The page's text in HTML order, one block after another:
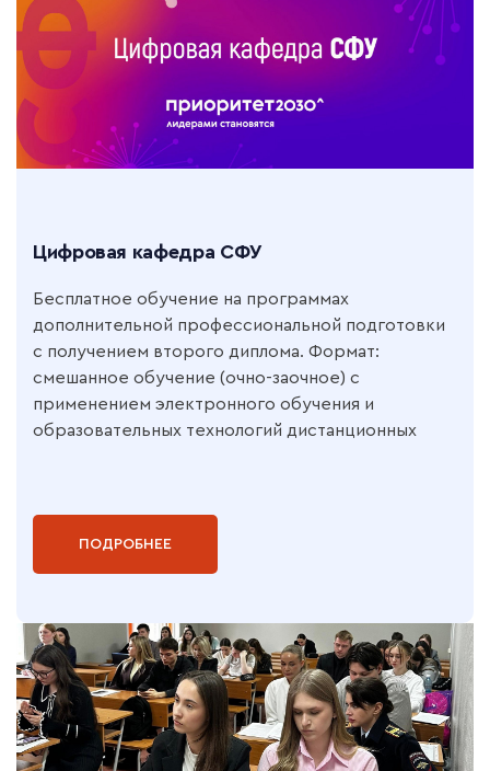
Цифровая кафедра СФУ
Бесплатное обучение на программах
дополнительной профессиональной подготовки
с получением второго диплома. Формат:
смешанное обучение (очно-заочное) с
применением электронного обучения и
образовательных технологий дистанционных
ПОДРОБНЕЕ